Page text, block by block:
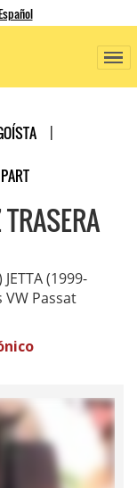
(1999-
Passat